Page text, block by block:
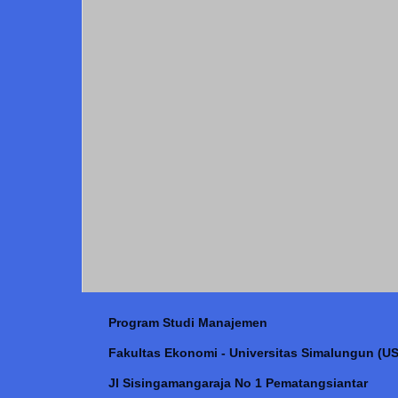
Program Studi Manajemen
Fakultas Ekonomi - Universitas Simalungun
Jl Sisingamangaraja No 1 Pematangsiantar